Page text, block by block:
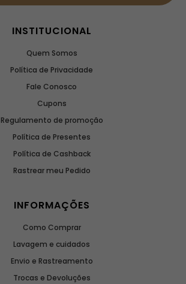
INSTITUCIONAL
Quem Somos
Política de Privacidade
Fale Conosco
Cupons
Regulamento de promoção
Política de Presentes
Política de Cashback
Rastrear meu Pedido
INFORMAÇÕES
Como Comprar
Lavagem e cuidados
Envio e Rastreamento
Trocas e Devoluções